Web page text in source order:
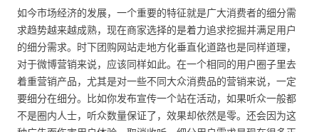
如今市场经济的发展，一个重要的特征就是广大消费者的细分需
求趋势越来越成熟，现在商家选择的是着力追求挖掘并满足用户
的细分需求。时下团购网站走地方化垂直化道路也是同样道理，
对于微博营销来说，应该同样如此。在一个相同的用户圈子里去
着重营销产品，尤其是对一些不同大众消费品的营销来说，一定
要细分在细分。比如你发布宣传一个站在活动，如果听众一般都
不是圈内人士，听众数量保证了，效果却依然是零。还会因为这